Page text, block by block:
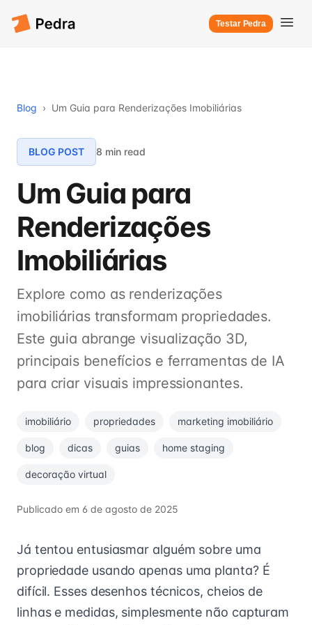
Testar Pedra
Blog › Um Guia para Renderizações Imobiliárias
BLOG POST 8 min read
Um Guia para
Renderizações
Imobiliárias
Explore como as renderizações
imobiliárias transformam propriedades.
Este guia abrange visualização 3D,
principais benefícios e ferramentas de IA
para criar visuais impressionantes.
imobiliário propriedades marketing imobiliário
blog dicas guias home staging
decoração virtual
Publicado em 6 de agosto de 2025
Já tentou entusiasmar alguém sobre uma
propriedade usando apenas uma planta? É
difícil. Esses desenhos técnicos, cheios de
linhas e medidas, simplesmente não capturam